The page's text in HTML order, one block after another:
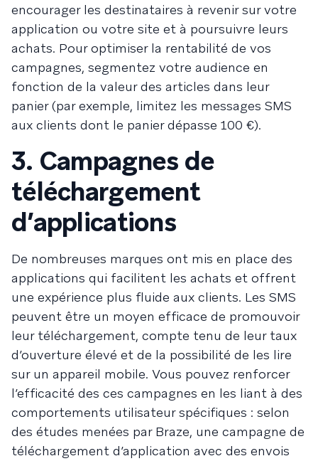
encourager les destinataires à revenir sur votre
application ou votre site et à poursuivre leurs
achats. Pour optimiser la rentabilité de vos
campagnes, segmentez votre audience en
fonction de la valeur des articles dans leur
panier (par exemple, limitez les messages SMS
aux clients dont le panier dépasse 100 €).
3. Campagnes de
téléchargement
d’applications
De nombreuses marques ont mis en place des
applications qui facilitent les achats et offrent
une expérience plus fluide aux clients. Les SMS
peuvent être un moyen efficace de promouvoir
leur téléchargement, compte tenu de leur taux
d’ouverture élevé et de la possibilité de les lire
sur un appareil mobile. Vous pouvez renforcer
l’efficacité des ces campagnes en les liant à des
comportements utilisateur spécifiques : selon
des études menées par Braze, une campagne de
téléchargement d’application avec des envois